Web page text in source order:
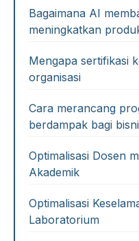
o
o
k
p
p
n
Bagaimana AI
meningkatkan
Mengapa sertifikasi
organisasi
Cara merancang
berdampak bagi
Optimalisasi Dosen
Akademik
Optimalisasi
Laboratorium